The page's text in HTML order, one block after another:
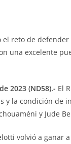
el reto de
una excelente
2023 (ND58).- El
y la condición de
y Jude
volvió a ganar